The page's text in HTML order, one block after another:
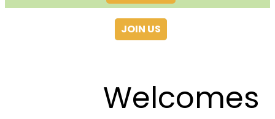
JOIN US
Welcomes